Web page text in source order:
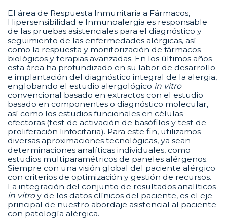
El área de Respuesta Inmunitaria a Fármacos,
Hipersensibilidad e Inmunoalergia es responsable
de las pruebas asistenciales para el diagnóstico y
seguimiento de las enfermedades alérgicas, así
como la respuesta y monitorización de fármacos
biológicos y terapias avanzadas. En los últimos años
esta área ha profundizado en su labor de desarrollo
e implantación del diagnóstico integral de la alergia,
englobando el estudio alergológico in vitro
convencional basado en extractos con el estudio
basado en componentes o diagnóstico molecular,
así como los estudios funcionales en células
efectoras (test de activación de basófilos y test de
proliferación linfocitaria). Para este fin, utilizamos
diversas aproximaciones tecnológicas, ya sean
determinaciones analíticas individuales, como
estudios multiparamétricos de paneles alérgenos.
Siempre con una visión global del paciente alérgico
con criterios de optimización y gestión de recursos.
La integración del conjunto de resultados analíticos
in vitroy de los datos clínicos del paciente, es el eje
principal de nuestro abordaje asistencial al paciente
con patología alérgica.